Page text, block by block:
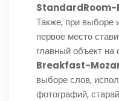
StandardRoom-
Также, при выборе
первое место
главный объект
Breakfast-
выборе слов,
фотографий,